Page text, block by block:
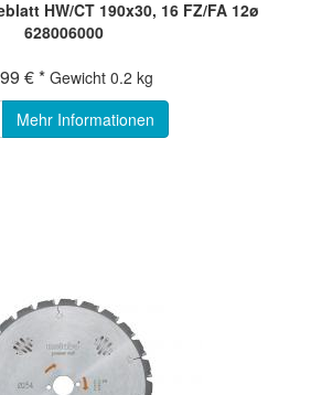
HW/CT 190x30, 16 FZ/FA 12ø
628006000
€ *Gewicht 0.2 kg
Mehr Informationen